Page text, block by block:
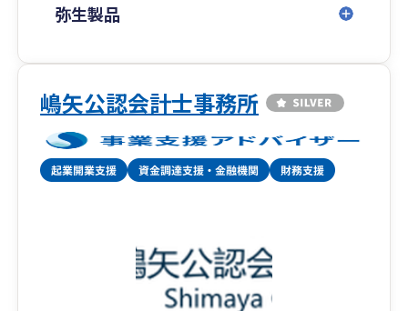
紹介しています。外部の専門家、金融機関、投資
情報、Ｍ＆Ａ情報等々
5.リーズナブルな料金設定
年間料金のめやすの金額は決算申告、年末調整
弥生製品
嶋矢公認会計士事務所